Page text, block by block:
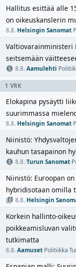
Hallitus esittää alle
on oikeuskanslerin
8.8.·Helsingin Sanomat·
Valtiovarainministeri
seitsemään
8.8.·Aamulehti·
1 VRK
Elokapina pysäytti
suurimmassa
8.8.·Helsingin Sanomat·
Niinistö:
kauhun tasapainon
8.8.·Turun Sanomat·
Niinistö: Euroopan
hybridisotaan omilla
8.8.·Helsingin
Korkein hallinto-
poikkeamisluvan
tutkimatta
8.8.·Aamuset·Politiikka·